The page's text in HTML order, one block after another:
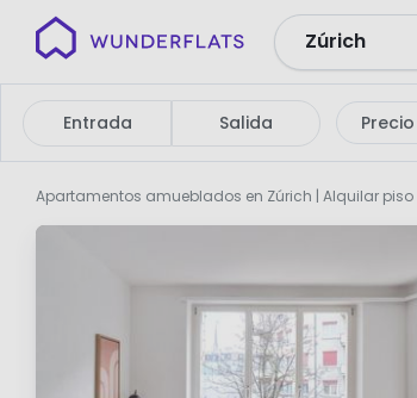
Wunderflats
Sin
resultados
Entrada Salida Precio
Apartamentos amueblados en Zúrich | Alquilar piso